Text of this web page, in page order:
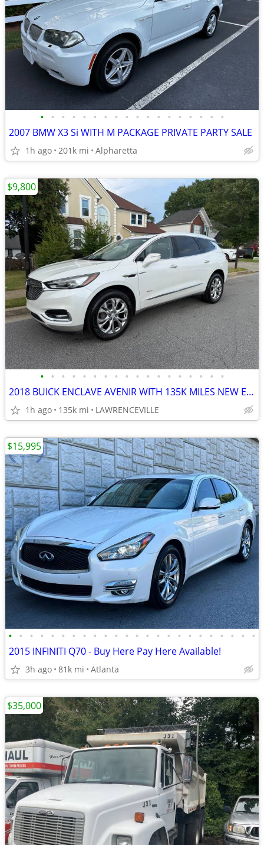
• • • • • • • • • • • • • • • • • •
2007 BMW X3 Si WITH M PACKAGE PRIVATE PARTY SALE
1h ago 201k mi Alpharetta
• • • • • • • • • • • • • • • • • •
2018 BUICK ENCLAVE AVENIR WITH 135K MILES NEW EMISSIONS & CARFAAX
1h ago 135k mi LAWRENCEVILLE
$9,800
• • • • • • • • • • • • • • • • • • • • • • • •
2015 INFINITI Q70 - Buy Here Pay Here Available!
3h ago 81k mi Atlanta
$15,995
$35,000